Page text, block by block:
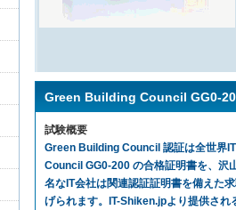
Green Building Council GG0-
試験概要
Green Building Council 認証は全世界
Council GG0-200 の合格証明書を、沢
名なIT会社は関連認証証明書を備えた
げられます。IT-Shiken.jpより提供さ